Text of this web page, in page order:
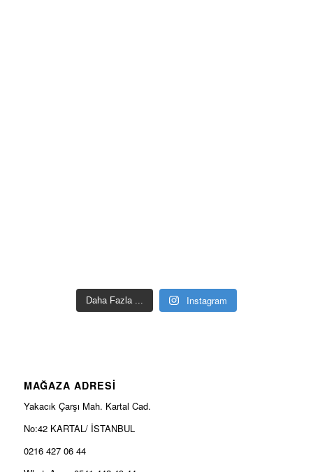
Daha Fazla ... Instagram
MAĞAZA ADRESİ
Yakacık Çarşı Mah. Kartal Cad.
No:42 KARTAL/ İSTANBUL
0216 427 06 44